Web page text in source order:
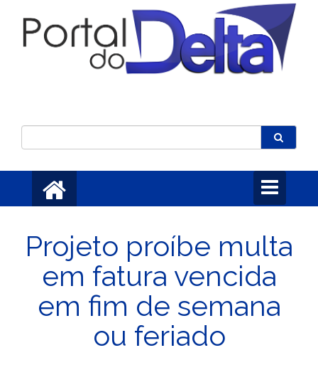
Toggle
navigation
Projeto proíbe multa
em fatura vencida
em fim de semana
ou feriado